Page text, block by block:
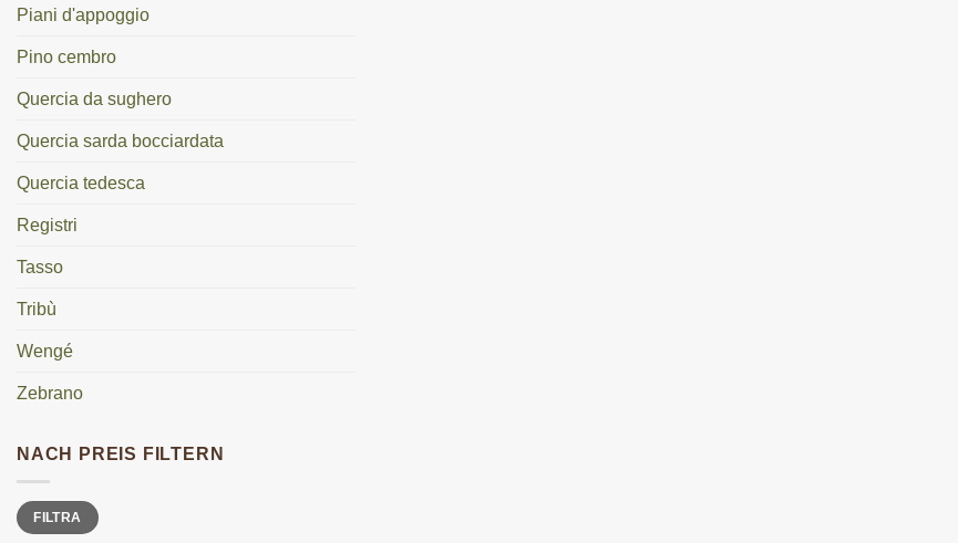
Piani d'appoggio
Pino cembro
Quercia da sughero
Quercia sarda bocciardata
Quercia tedesca
Registri
Tasso
Tribù
Wengé
Zebrano
NACH PREIS FILTERN
Prezzo
Min
Prezzo
MaxFILTRA